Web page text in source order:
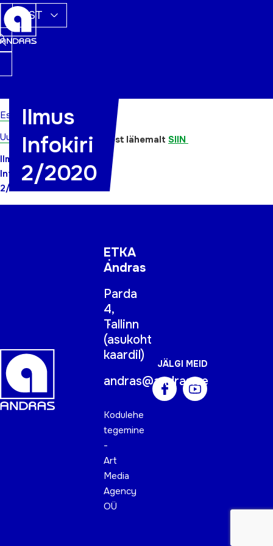
EST
Esileht
Uudised
Ilmus
Infokiri
2/2020
Ilmus
Infokiri
2/2020
Ilmus Infokiri 1/2020.
Loe Andrase tegemistest lähemalt SIIN
ETKA
Andras
Parda
4,
Tallinn
(asukoht
kaardil)
andras@andras.ee
Kodulehe
tegemine
-
Art
Media
Agency
OÜ
JÄLGI MEID